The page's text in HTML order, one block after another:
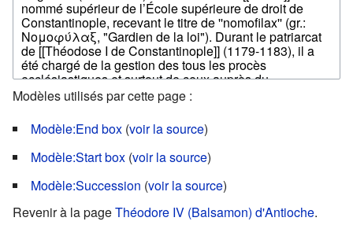
Modèles utilisés par cette page :
Modèle:End box (voir la source)
Modèle:Start box (voir la source)
Modèle:Succession (voir la source)
Revenir à la pageThéodore IV (Balsamon) d'Antioche.